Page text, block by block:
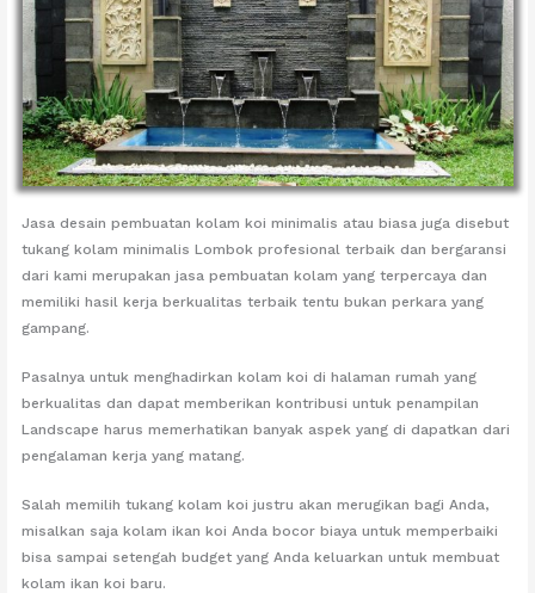
Jasa desain pembuatan kolam koi minimalis atau biasa juga disebut
tukang kolam minimalis Lombok profesional terbaik dan bergaransi
dari kami merupakan jasa pembuatan kolam yang terpercaya dan
memiliki hasil kerja berkualitas terbaik tentu bukan perkara yang
gampang.
Pasalnya untuk menghadirkan kolam koi di halaman rumah yang
berkualitas dan dapat memberikan kontribusi untuk penampilan
Landscape harus memerhatikan banyak aspek yang di dapatkan dari
pengalaman kerja yang matang.
Salah memilih tukang kolam koi justru akan merugikan bagi Anda,
misalkan saja kolam ikan koi Anda bocor biaya untuk memperbaiki
bisa sampai setengah budget yang Anda keluarkan untuk membuat
kolam ikan koi baru.